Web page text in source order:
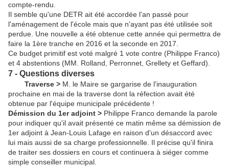
compte-rendu.
Il semble qu'une DETR ait été accordée l'an passé pour
l'aménagement de l'école mais que n'ayant pas été utilisée soit
perdue. Une nouvelle a été obtenue cette année qui permettra de
faire la 1ère tranche en 2016 et la seconde en 2017.
Ce budget primitif est voté malgré 1 vote contre (Philippe Franco)
et 4 abstentions (MM. Rolland, Perronnet, Grellety et Geffard).
7 - Questions diverses
Traverse > M. le Maire se gargarise de l'inauguration
prochaine en mai de la traverse dont la réfection avait été
obtenue par l'équipe municipale précédente !
Démission du 1er adjoint > Philippe Franco demande la parole
pour indiquer qu'il avait présenté ce matin même sa démission de
1er adjoint à Jean-Louis Lafage en raison d'un désaccord avec
lui mais aussi de sa charge professionnelle. Il précise qu'il finira
de traiter ses dossiers en cours et continuera à siéger comme
simple conseiller municipal.